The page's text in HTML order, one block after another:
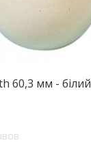
60,3 мм - білий